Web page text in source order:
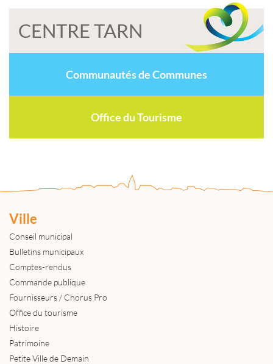
CENTRE TARN
Communautés de Communes
Office du Tourisme
Ville
Conseil municipal
Bulletins municipaux
Comptes-rendus
Commande publique
Fournisseurs / Chorus Pro
Office du tourisme
Histoire
Patrimoine
Petite Ville de Demain